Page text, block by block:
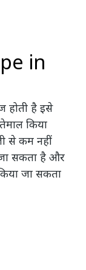
in
किया
से कम नहीं
जा सकता है और
जा सकता